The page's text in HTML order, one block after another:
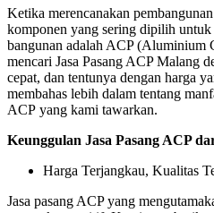
Ketika merencanakan
komponen yang sering dipilih
bangunan adalah ACP (Aluminium
mencari Jasa Pasang ACP Malang
cepat, dan tentunya dengan harga
membahas lebih dalam tentang
ACP yang kami tawarkan.
Keunggulan Jasa Pasang ACP
Harga Terjangkau, Kualitas
Jasa pasang ACP yang